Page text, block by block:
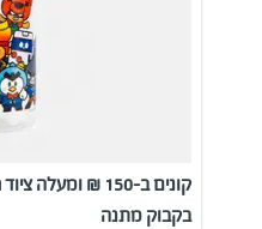
קונים ב-150 ₪
בקבוק מתנה